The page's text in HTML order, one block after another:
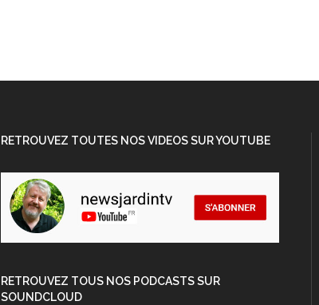
RETROUVEZ TOUTES NOS VIDEOS SUR YOUTUBE
RETROUVEZ TOUS NOS PODCASTS SUR
SOUNDCLOUD